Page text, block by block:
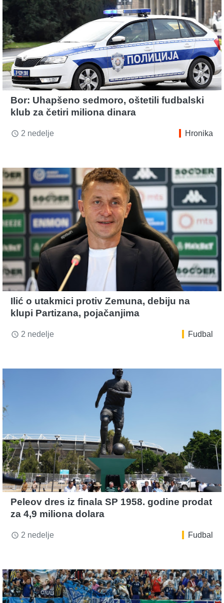
Bor: Uhapšeno sedmoro, oštetili fudbalski
klub za četiri miliona dinara
access_time 2 nedelje Hronika
Ilić o utakmici protiv Zemuna, debiju na
klupi Partizana, pojačanjima
access_time 2 nedelje Fudbal
Peleov dres iz finala SP 1958. godine prodat
za 4,9 miliona dolara
access_time 2 nedelje Fudbal